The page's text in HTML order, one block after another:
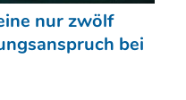
nur zwölf
bei